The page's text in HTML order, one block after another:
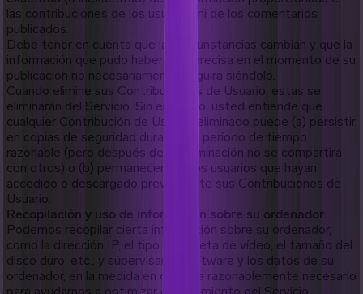
las contribuciones de los usuarios ni de los comentarios
publicados.
Debe tener en cuenta que las circunstancias cambian y que la
información que pudo haber sido precisa en el momento de su
publicación no necesariamente seguirá siéndolo.
Cuando elimine sus Contribuciones de Usuario, estas se
eliminarán del Servicio. Sin embargo, usted entiende que
cualquier Contribución de Usuario eliminado puede (a) persistir
en copias de seguridad durante un período de tiempo
razonable (pero después de su eliminación no se compartirá
con otros) o (b) permanecer con los usuarios que hayan
accedido o descargado previamente sus Contribuciones de
Usuario.
Recopilación y uso de información sobre su ordenador.
Podemos recopilar cierta información sobre su ordenador,
como la dirección IP, el tipo de tarjeta de vídeo, el tamaño del
disco duro, etc., y supervisar el software y los datos de su
ordenador, en la medida en que sea razonablemente necesario